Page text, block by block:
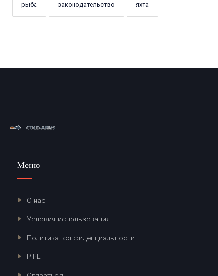
рыба законодательство яхта
Меню
О нас
Условия использования
Политика конфиденциальности
PIPL